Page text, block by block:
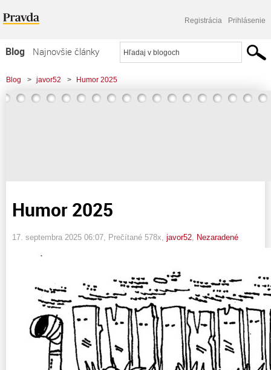
Registrácia Prihlásenie
Blog
Najnovšie články
Najčítanejšie články
Najkomentovanejšie články
Blog > javor52 > Humor 2025
Humor 2025
17. septembra 2025 06:07 , Prečítané 578x, javor52 Nezaradené